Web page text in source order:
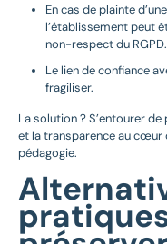
En cas de plainte
l’établissement peut
non-respect du
Le lien de confiance
fragiliser.
La solution ? S’entourer
et la transparence au cœur
pédagogie.